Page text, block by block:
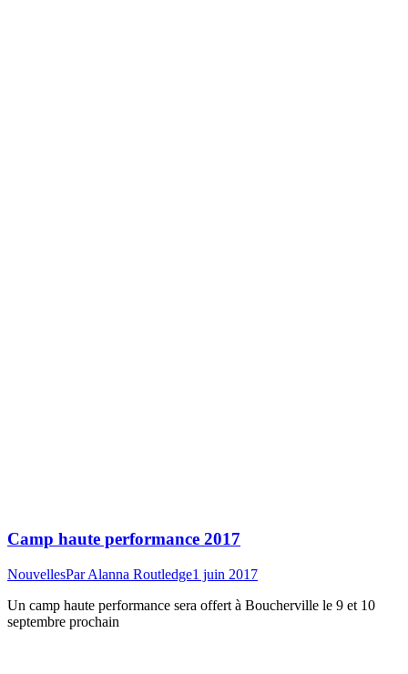
Camp haute performance 2017
NouvellesParAlanna Routledge1 juin 2017
Un camp haute performance sera offert à Boucherville le 9 et 10
septembre prochain